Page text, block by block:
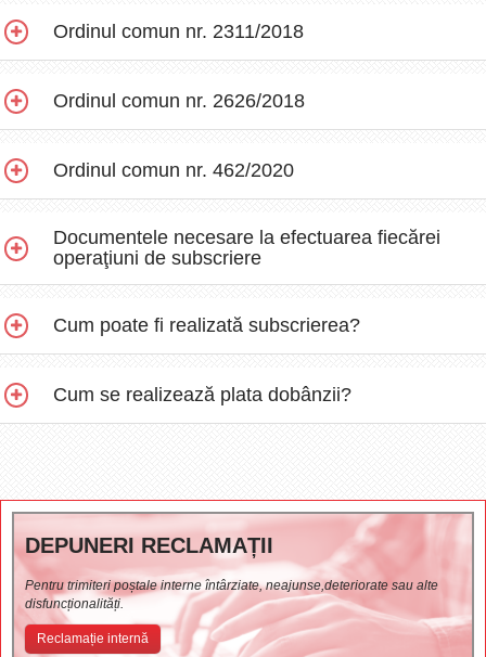
Ordinul comun nr. 2311/2018
Ordinul comun nr. 2626/2018
Ordinul comun nr. 462/2020
Documentele necesare la efectuarea fiecărei
operaţiuni de subscriere
Cum poate fi realizată subscrierea?
Cum se realizează plata dobânzii?
DEPUNERI RECLAMAȚII
Pentru trimiteri poștale interne întârziate, neajunse,deteriorate sau alte
disfuncționalități.
Reclamație internă